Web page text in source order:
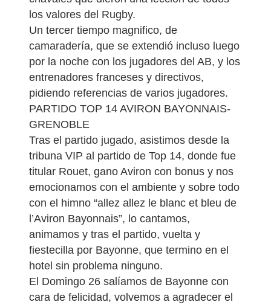
los valores del Rugby.
Un tercer tiempo magnifico, de
camaradería, que se extendió incluso luego
por la noche con los jugadores del AB, y los
entrenadores franceses y directivos,
pidiendo referencias de varios jugadores.
PARTIDO TOP 14 AVIRON BAYONNAIS-
GRENOBLE
Tras el partido jugado, asistimos desde la
tribuna VIP al partido de Top 14, donde fue
titular Rouet, gano Aviron con bonus y nos
emocionamos con el ambiente y sobre todo
con el himno “allez allez le blanc et bleu de
l’Aviron Bayonnais”, lo cantamos,
animamos y tras el partido, vuelta y
fiestecilla por Bayonne, que termino en el
hotel sin problema ninguno.
El Domingo 26 salíamos de Bayonne con
cara de felicidad, volvemos a agradecer el